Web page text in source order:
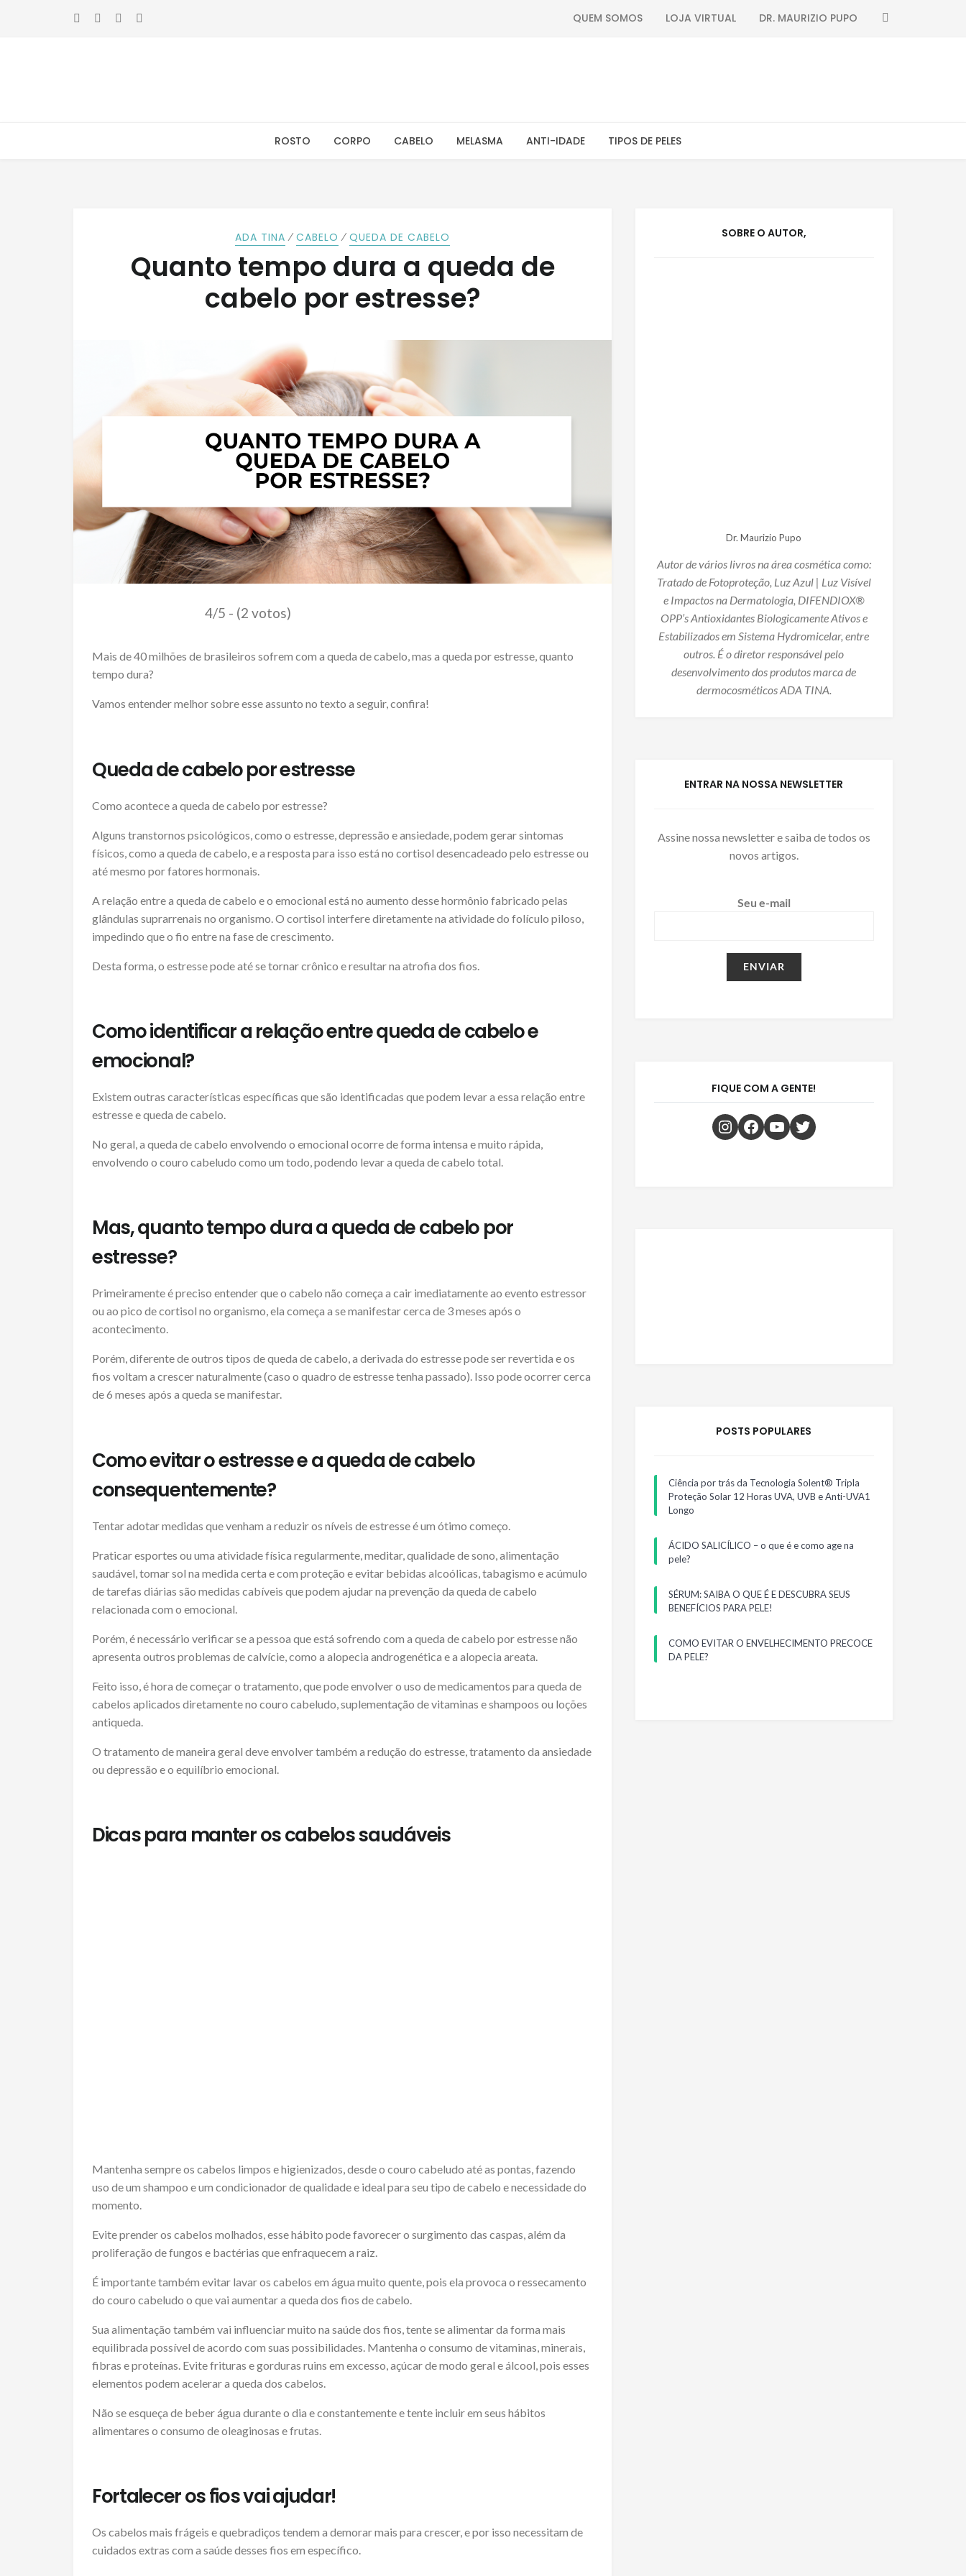
SEARCH
QUEM SOMOS LOJA VIRTUAL DR. MAURIZIO PUPO
ROSTO CORPO CABELO MELASMA ANTI-IDADE TIPOS DE PELES
ADA TINA ⁄ CABELO ⁄ QUEDA DE CABELO
Quanto tempo dura a queda de
cabelo por estresse?
4/5 - (2 votos)
Mais de 40 milhões de brasileiros sofrem com a queda de cabelo, mas a queda por estresse, quanto
tempo dura?
Vamos entender melhor sobre esse assunto no texto a seguir, confira!
Queda de cabelo por estresse
Como acontece a queda de cabelo por estresse?
Alguns transtornos psicológicos, como o estresse, depressão e ansiedade, podem gerar sintomas
físicos, como a queda de cabelo, e a resposta para isso está no cortisol desencadeado pelo estresse ou
até mesmo por fatores hormonais.
A relação entre a queda de cabelo e o emocional está no aumento desse hormônio fabricado pelas
glândulas suprarrenais no organismo. O cortisol interfere diretamente na atividade do folículo piloso,
impedindo que o fio entre na fase de crescimento.
Desta forma, o estresse pode até se tornar crônico e resultar na atrofia dos fios.
Como identificar a relação entre queda de cabelo e
emocional?
Existem outras características específicas que são identificadas que podem levar a essa relação entre
estresse e queda de cabelo.
No geral, a queda de cabelo envolvendo o emocional ocorre de forma intensa e muito rápida,
envolvendo o couro cabeludo como um todo, podendo levar a queda de cabelo total.
Mas, quanto tempo dura a queda de cabelo por
estresse?
Primeiramente é preciso entender que o cabelo não começa a cair imediatamente ao evento estressor
ou ao pico de cortisol no organismo, ela começa a se manifestar cerca de 3 meses após o
acontecimento.
Porém, diferente de outros tipos de queda de cabelo, a derivada do estresse pode ser revertida e os
fios voltam a crescer naturalmente (caso o quadro de estresse tenha passado). Isso pode ocorrer cerca
de 6 meses após a queda se manifestar.
Como evitar o estresse e a queda de cabelo
consequentemente?
Tentar adotar medidas que venham a reduzir os níveis de estresse é um ótimo começo.
Praticar esportes ou uma atividade física regularmente, meditar, qualidade de sono, alimentação
saudável, tomar sol na medida certa e com proteção e evitar bebidas alcoólicas, tabagismo e acúmulo
de tarefas diárias são medidas cabíveis que podem ajudar na prevenção da queda de cabelo
relacionada com o emocional.
Porém, é necessário verificar se a pessoa que está sofrendo com a queda de cabelo por estresse não
apresenta outros problemas de calvície, como a alopecia androgenética e a alopecia areata.
Feito isso, é hora de começar o tratamento, que pode envolver o uso de medicamentos para queda de
cabelos aplicados diretamente no couro cabeludo, suplementação de vitaminas e shampoos ou loções
antiqueda.
O tratamento de maneira geral deve envolver também a redução do estresse, tratamento da ansiedade
ou depressão e o equilíbrio emocional.
Dicas para manter os cabelos saudáveis
Mantenha sempre os cabelos limpos e higienizados, desde o couro cabeludo até as pontas, fazendo
uso de um shampoo e um condicionador de qualidade e ideal para seu tipo de cabelo e necessidade do
momento.
Evite prender os cabelos molhados, esse hábito pode favorecer o surgimento das caspas, além da
proliferação de fungos e bactérias que enfraquecem a raiz.
É importante também evitar lavar os cabelos em água muito quente, pois ela provoca o ressecamento
do couro cabeludo o que vai aumentar a queda dos fios de cabelo.
Sua alimentação também vai influenciar muito na saúde dos fios, tente se alimentar da forma mais
equilibrada possível de acordo com suas possibilidades. Mantenha o consumo de vitaminas, minerais,
fibras e proteínas. Evite frituras e gorduras ruins em excesso, açúcar de modo geral e álcool, pois esses
elementos podem acelerar a queda dos cabelos.
Não se esqueça de beber água durante o dia e constantemente e tente incluir em seus hábitos
alimentares o consumo de oleaginosas e frutas.
Fortalecer os fios vai ajudar!
Os cabelos mais frágeis e quebradiços tendem a demorar mais para crescer, e por isso necessitam de
cuidados extras com a saúde desses fios em específico.
SOBRE O AUTOR,
Dr. Maurizio Pupo
Autor de vários livros na área cosmética como:
Tratado de Fotoproteção, Luz Azul | Luz Visível
e Impactos na Dermatologia, DIFENDIOX®
OPP’s Antioxidantes Biologicamente Ativos e
Estabilizados em Sistema Hydromicelar, entre
outros. É o diretor responsável pelo
desenvolvimento dos produtos marca de
dermocosméticos ADA TINA.
ENTRAR NA NOSSA NEWSLETTER
Assine nossa newsletter e saiba de todos os
novos artigos.
Seu e-mail
FIQUE COM A GENTE!
Instagram
Facebook
Youtube
Twitter
POSTS POPULARES
Ciência por trás da Tecnologia Solent® Tripla
Proteção Solar 12 Horas UVA, UVB e Anti-UVA1
Longo
ÁCIDO SALICÍLICO – o que é e como age na
pele?
SÉRUM: SAIBA O QUE É E DESCUBRA SEUS
BENEFÍCIOS PARA PELE!
COMO EVITAR O ENVELHECIMENTO PRECOCE
DA PELE?